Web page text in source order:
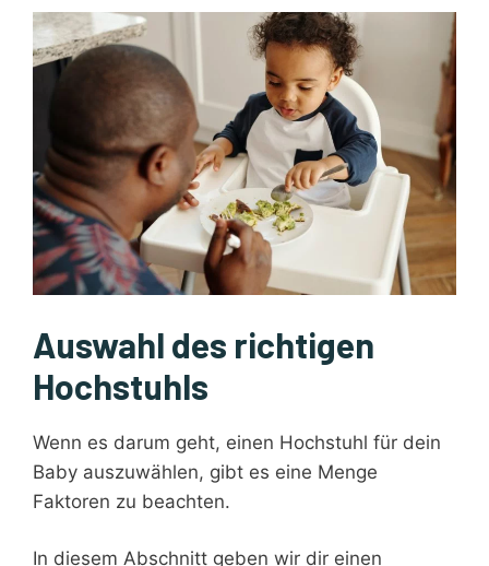
Auswahl des richtigen
Hochstuhls
Wenn es darum geht, einen Hochstuhl für dein
Baby auszuwählen, gibt es eine Menge
Faktoren zu beachten.
In diesem Abschnitt geben wir dir einen